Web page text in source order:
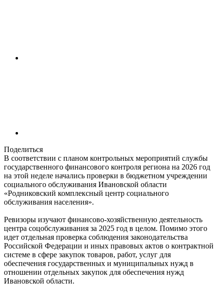
Поделиться
В соответствии с планом контрольных мероприятий службы
государственного финансового контроля региона на 2026 год
на этой неделе начались проверки в бюджетном учреждении
социального обслуживания Ивановской области
«Родниковский комплексный центр социального
обслуживания населения».
Ревизоры изучают финансово-хозяйственную деятельность
центра соцобслуживания за 2025 год в целом. Помимо этого
идет отдельная проверка соблюдения законодательства
Российской Федерации и иных правовых актов о контрактной
системе в сфере закупок товаров, работ, услуг для
обеспечения государственных и муниципальных нужд в
отношении отдельных закупок для обеспечения нужд
Ивановской области.